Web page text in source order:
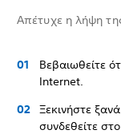
Απέτυχε η λήψη
Βεβαιωθείτε
Internet.
Ξεκινήστε
συνδεθείτε